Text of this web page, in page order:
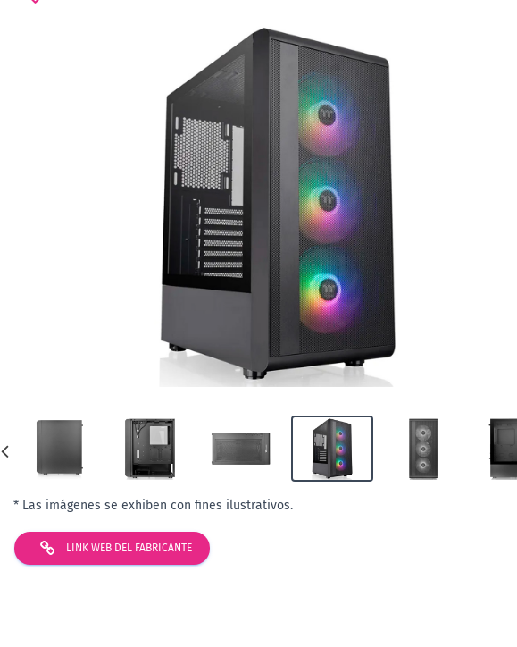
* Las imágenes se exhiben con fines ilustrativos.
LINK WEB DEL FABRICANTE